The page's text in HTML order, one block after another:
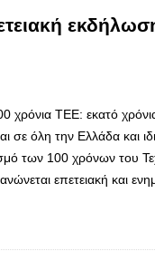
χρόνια ΤΕΕ: εκατό
σε όλη την Ελλάδα και
των 100 χρόνων του
επετειακή και